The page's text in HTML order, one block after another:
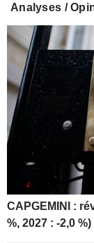
Analyses /
CAPGEMINI :
%, 2027 : -2,0 %)